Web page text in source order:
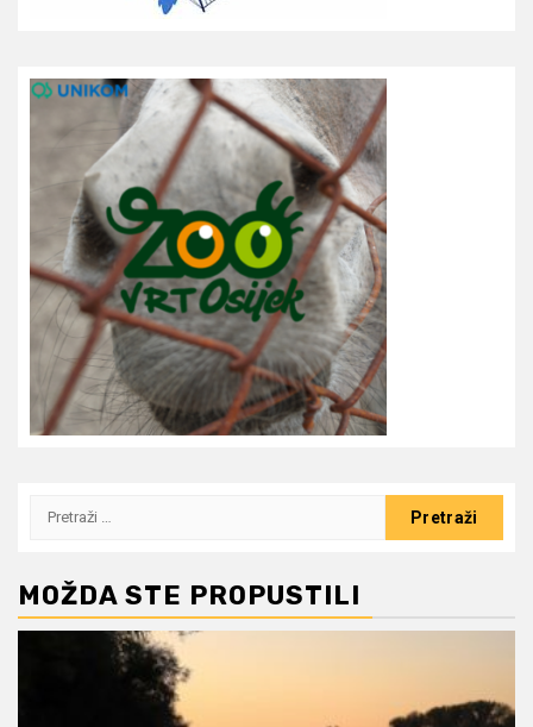
Pretraži:
MOŽDA STE PROPUSTILI